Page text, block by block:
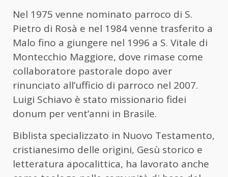
Nel 1975 venne nominato parroco di S.
Pietro di Rosà e nel 1984 venne trasferito a
Malo fino a giungere nel 1996 a S. Vitale di
Montecchio Maggiore, dove rimase come
collaboratore pastorale dopo aver
rinunciato all’ufficio di parroco nel 2007.
Luigi Schiavo è stato missionario fidei
donum per vent’anni in Brasile.
Biblista specializzato in Nuovo Testamento,
cristianesimo delle origini, Gesù storico e
letteratura apocalittica, ha lavorato anche